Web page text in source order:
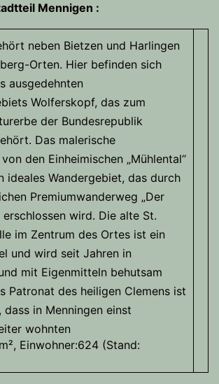
Mennigen :
neben Bietzen und Harlingen
Orten. Hier befinden sich
ausgedehnten
Wolferskopf, das zum
der Bundesrepublik
Das malerische
den Einheimischen „Mühlental“
ideales Wandergebiet, das durch
Premiumwanderweg „Der
erschlossen wird. Die alte St.
im Zentrum des Ortes ist ein
und wird seit Jahren in
mit Eigenmitteln behutsam
Patronat des heiligen Clemens ist
in Menningen einst
wohnten
Einwohner:624 (Stand: